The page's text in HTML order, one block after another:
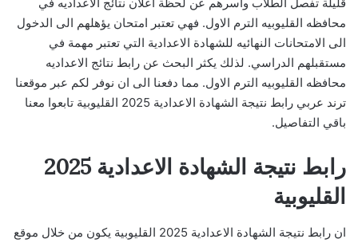
محافظه القليوبيه الترم الاول. فهي تعتبر امتحان يؤهلهم الى الدخول
الى الامتحانات النهائيه للشهادة الاعدادية التي تعتبر مهمة في
مستقبلهم الدراسي. لذلك يكثر البحث عن رابط نتائج الاعداديه
محافظه القليوبيه الترم الاول. مما دفعنا الى ان نوفر لكم عبر موقعنا
ترند عربي رابط نتيجة الشهادة الاعدادية 2025 القليوبية تابعوا معنا
باقي التفاصيل.
رابط نتيجة الشهادة الاعدادية 2025
القليوبية
ان رابط نتيجة الشهادة الاعدادية 2025 القليوبية يكون من خلال موقع